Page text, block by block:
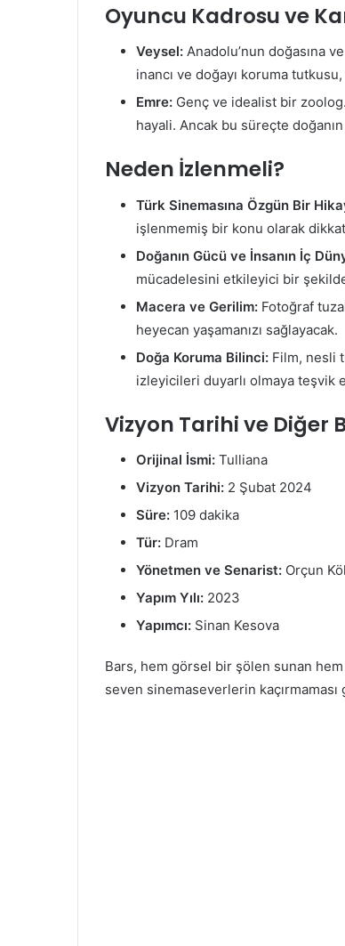
Oyuncu Kadrosu ve
Veysel: Anadolu’nun doğasına
inancı ve doğayı koruma
Emre: Genç ve idealist bir
hayali. Ancak bu süreçte
Neden İzlenmeli?
Türk Sinemasına Özgün Bir
işlenmemiş bir konu olarak
Doğanın Gücü ve İnsanın İç
mücadelesini etkileyici bir
Macera ve Gerilim: Fotoğraf
heyecan yaşamanızı sağlayacak.
Doğa Koruma Bilinci: Film, nesli
izleyicileri duyarlı olmaya teşvik
Vizyon Tarihi ve Diğer
Orijinal İsmi: Tulliana
Vizyon Tarihi: 2 Şubat 2024
Süre: 109 dakika
Tür: Dram
Yönetmen ve Senarist: Orçun
Yapım Yılı: 2023
Yapımcı: Sinan Kesova
Bars, hem görsel bir şölen sunan
seven sinemaseverlerin kaçırmaması